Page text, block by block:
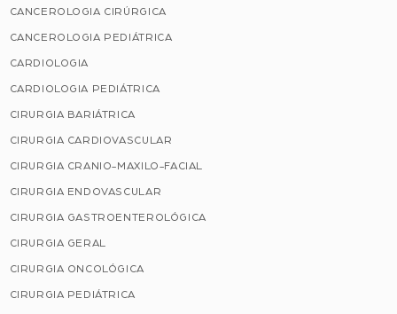
CANCEROLOGIA CIRÚRGICA
CANCEROLOGIA PEDIÁTRICA
CARDIOLOGIA
CARDIOLOGIA PEDIÁTRICA
CIRURGIA BARIÁTRICA
CIRURGIA CARDIOVASCULAR
CIRURGIA CRANIO-MAXILO-FACIAL
CIRURGIA ENDOVASCULAR
CIRURGIA GASTROENTEROLÓGICA
CIRURGIA GERAL
CIRURGIA ONCOLÓGICA
CIRURGIA PEDIÁTRICA